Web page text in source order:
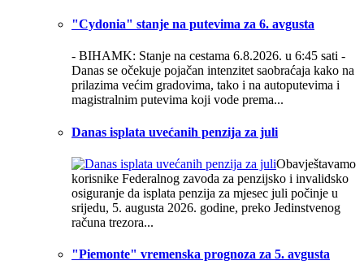
"Cydonia" stanje na putevima za 6. avgusta
- BIHAMK: Stanje na cestama 6.8.2026. u 6:45 sati -
Danas se očekuje pojačan intenzitet saobraćaja kako na
prilazima većim gradovima, tako i na autoputevima i
magistralnim putevima koji vode prema...
Danas isplata uvećanih penzija za juli
Obavještavamo
korisnike Federalnog zavoda za penzijsko i invalidsko
osiguranje da isplata penzija za mjesec juli počinje u
srijedu, 5. augusta 2026. godine, preko Jedinstvenog
računa trezora...
"Piemonte" vremenska prognoza za 5. avgusta